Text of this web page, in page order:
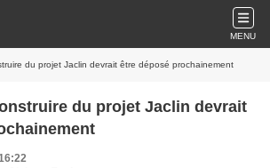
MENU
du projet Jaclin devrait être déposé prochainement
du projet Jaclin devrait